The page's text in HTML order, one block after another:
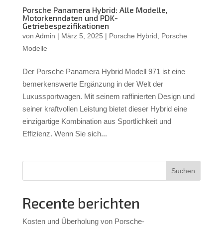
Porsche Panamera Hybrid: Alle Modelle,
Motorkenndaten und PDK-
Getriebespezifikationen
von Admin | März 5, 2025 | Porsche Hybrid
Porsche
Modelle
Der Porsche Panamera Hybrid Modell 971 ist eine
bemerkenswerte Ergänzung in der Welt der
Luxussportwagen. Mit seinem raffinierten Design und
seiner kraftvollen Leistung bietet dieser Hybrid eine
einzigartige Kombination aus Sportlichkeit und
Effizienz. Wenn Sie sich...
Suchen
Recente berichten
Kosten und Überholung von Porsche-